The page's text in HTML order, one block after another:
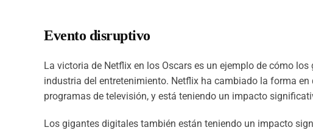
Evento disruptivo
La victoria de Netflix en los Oscars es un ejemplo de cómo
industria del entretenimiento. Netflix ha cambiado la forma
programas de televisión, y está teniendo un impacto
Los gigantes digitales también están teniendo un impacto